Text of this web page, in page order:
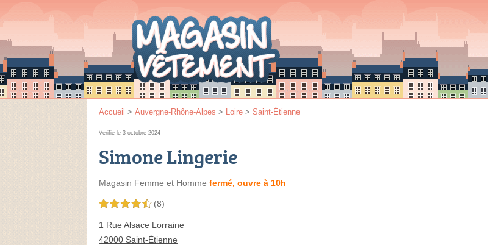
Accueil > Auvergne-Rhône-Alpes > Loire > Saint-Étienne
Vérifié le 3 octobre 2024
Simone Lingerie
Magasin Femme et Homme fermé, ouvre à 10h
4,5 étoiles sur 5 (8)
1 Rue Alsace Lorraine
42000 Saint-Étienne